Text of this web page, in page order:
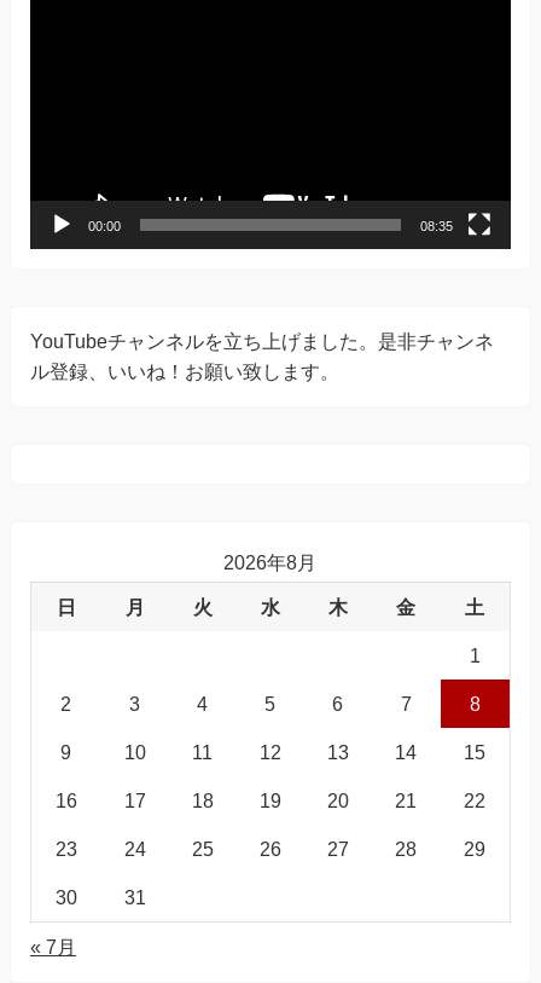
00:00 08:35
YouTubeチャンネルを立ち上げました。是非チャンネ
ル登録、いいね！お願い致します。
2026年8月
日 月 火 水 木 金 土
1
2 3 4 5 6 7 8
9 10 11 12 13 14 15
16 17 18 19 20 21 22
23 24 25 26 27 28 29
30 31
« 7月